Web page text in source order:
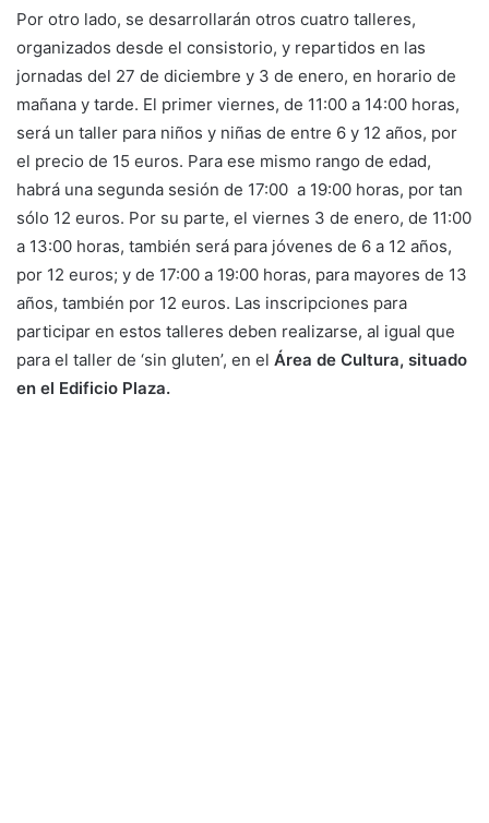
Por otro lado, se desarrollarán otros cuatro talleres,
organizados desde el consistorio, y repartidos en las
jornadas del 27 de diciembre y 3 de enero, en horario de
mañana y tarde. El primer viernes, de 11:00 a 14:00 horas,
será un taller para niños y niñas de entre 6 y 12 años, por
el precio de 15 euros. Para ese mismo rango de edad,
habrá una segunda sesión de 17:00 a 19:00 horas, por tan
sólo 12 euros. Por su parte, el viernes 3 de enero, de 11:00
a 13:00 horas, también será para jóvenes de 6 a 12 años,
por 12 euros; y de 17:00 a 19:00 horas, para mayores de 13
años, también por 12 euros. Las inscripciones para
participar en estos talleres deben realizarse, al igual que
para el taller de ‘sin gluten’, en el Área de Cultura, situado
en el Edificio Plaza.